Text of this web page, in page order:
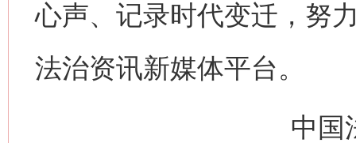
心声、记录时代变迁，努
法治资讯新媒体平台。
中国